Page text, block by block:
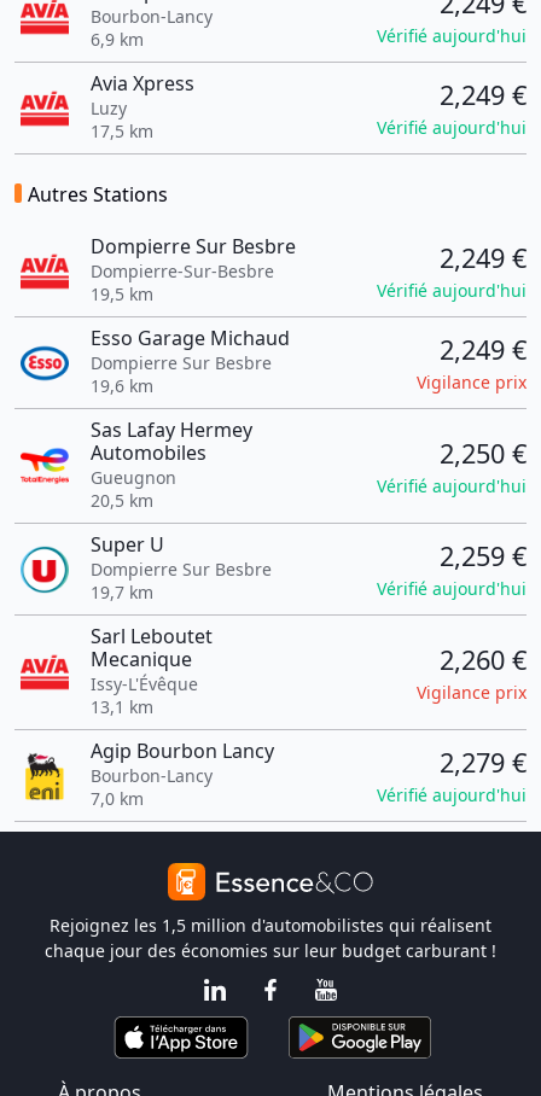
Bourbon-Lancy
6,9 km
Vérifié aujourd'hui
Avia Xpress
Luzy
17,5 km
2,249 €
Vérifié aujourd'hui
Autres Stations
Dompierre Sur Besbre
Dompierre-Sur-Besbre
19,5 km
2,249 €
Vérifié aujourd'hui
Esso Garage Michaud
Dompierre Sur Besbre
19,6 km
2,249 €
Vigilance prix
Sas Lafay Hermey
Automobiles
Gueugnon
20,5 km
2,250 €
Vérifié aujourd'hui
Super U
Dompierre Sur Besbre
19,7 km
2,259 €
Vérifié aujourd'hui
Sarl Leboutet
Mecanique
Issy-L'Évêque
13,1 km
2,260 €
Vigilance prix
Agip Bourbon Lancy
Bourbon-Lancy
7,0 km
2,279 €
Vérifié aujourd'hui
Rejoignez les 1,5 million d'automobilistes qui réalisent
chaque jour des économies sur leur budget carburant !